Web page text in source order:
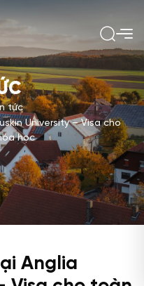
tức
University – Visa cho
học
Anglia